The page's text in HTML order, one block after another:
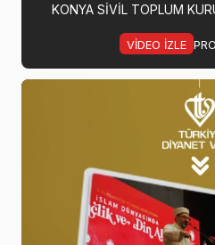
KONYA SIVIL TOPLUM
VIDEO IZLE